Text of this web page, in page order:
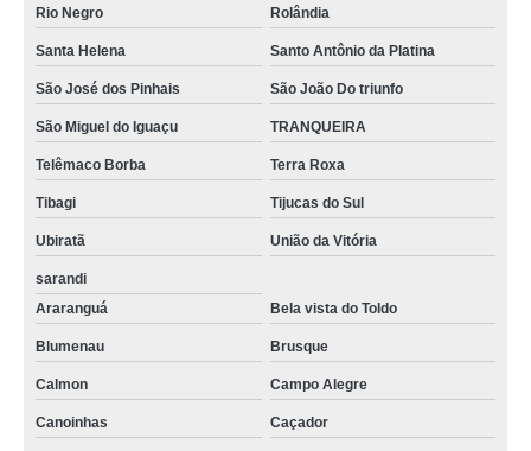
Rio Negro Rolândia
Santa Helena Santo Antônio da Platina
São José dos Pinhais São João Do triunfo
São Miguel do Iguaçu TRANQUEIRA
Telêmaco Borba Terra Roxa
Tibagi Tijucas do Sul
Ubiratã União da Vitória
sarandi
Araranguá
Bela vista do Toldo
Blumenau Brusque
Calmon Campo Alegre
Canoinhas Caçador